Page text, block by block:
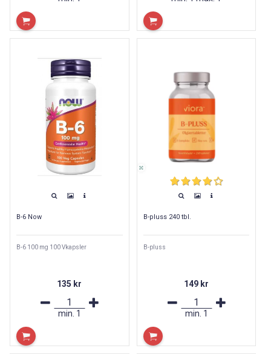
B-6 Now
B-6 100 mg 100 Vkapsler
135 kr
min. 1
B-pluss 240 tbl.
B-pluss
149 kr
min. 1